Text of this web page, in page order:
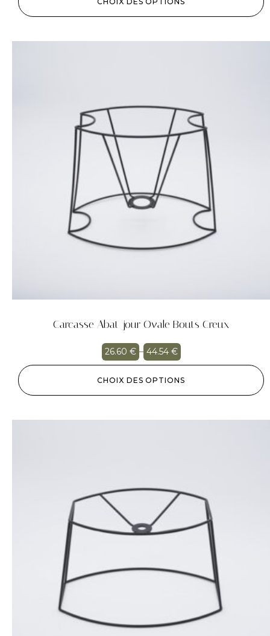
Carcasse Abat-jour Ovale Bouts Creux
26.60 € – 44.54 €
CHOIX DES OPTIONS